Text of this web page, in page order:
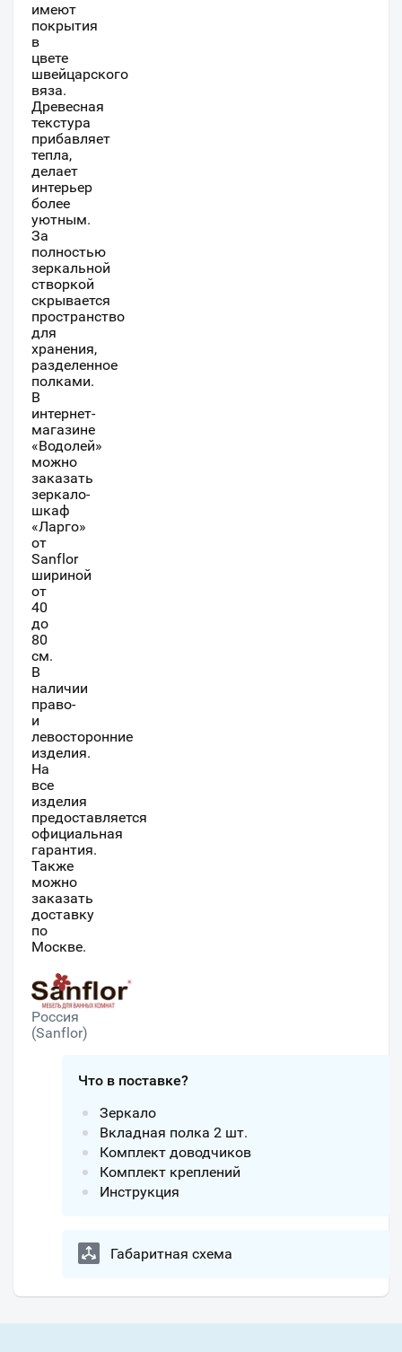
имеют
покрытия
в
цвете
швейцарского
вяза.
Древесная
текстура
прибавляет
тепла,
делает
интерьер
более
уютным.
За
полностью
зеркальной
створкой
скрывается
пространство
для
хранения,
разделенное
полками.
В
интернет-
магазине
«Водолей»
можно
заказать
зеркало-
шкаф
«Ларго»
от
Sanflor
шириной
от
40
до
80
см.
В
наличии
право-
и
левосторонние
изделия.
На
все
изделия
предоставляется
официальная
гарантия.
Также
можно
заказать
доставку
по
Москве.
Россия
(Sanflor)
Что в поставке?
Зеркало
Вкладная полка 2 шт.
Комплект доводчиков
Комплект креплений
Инструкция
Габаритная схема